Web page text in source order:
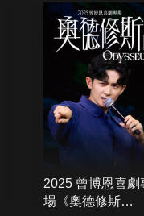
2025 曾博恩喜劇
場《奧德修斯